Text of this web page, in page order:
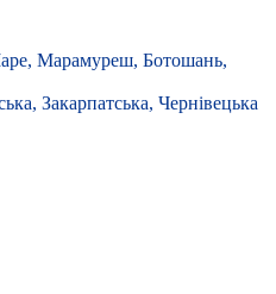
Марамуреш, Ботошань,
Закарпатська, Чернівецька